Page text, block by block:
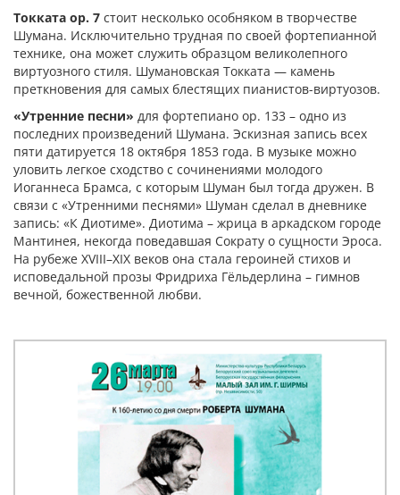
Токката ор. 7 стоит несколько особняком в творчестве
Шумана. Исключительно трудная по своей фортепианной
технике, она может служить образцом великолепного
виртуозного стиля. Шумановская Токката — камень
преткновения для самых блестящих пианистов-виртуозов.
«Утренние песни» для фортепиано ор. 133 – одно из
последних произведений Шумана. Эскизная запись всех
пяти датируется 18 октября 1853 года. В музыке можно
уловить легкое сходство с сочинениями молодого
Иоганнеса Брамса, с которым Шуман был тогда дружен. В
связи с «Утренними песнями» Шуман сделал в дневнике
запись: «К Диотиме». Диотима – жрица в аркадском городе
Мантинея, некогда поведавшая Сократу о сущности Эроса.
На рубеже XVIII–XIX веков она стала героиней стихов и
исповедальной прозы Фридриха Гёльдерлина – гимнов
вечной, божественной любви.